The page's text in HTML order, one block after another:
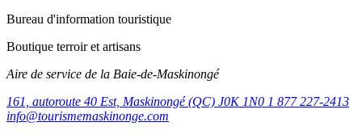
Bureau d'information touristique
Boutique terroir et artisans
Aire de service de la Baie-de-Maskinongé
161, autoroute 40 Est, Maskinongé (QC) J0K 1N0 1 877 227-2413
info@tourismemaskinonge.com